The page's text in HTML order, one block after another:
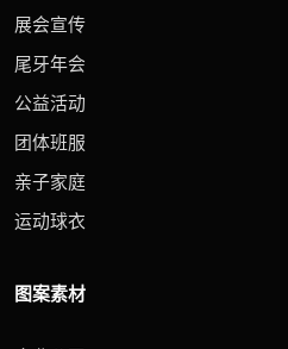
展会宣传
尾牙年会
公益活动
团体班服
亲子家庭
运动球衣
图案素材